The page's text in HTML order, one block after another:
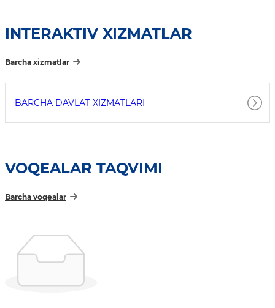
INTERAKTIV XIZMATLAR
Barcha xizmatlar
BARCHA DAVLAT XIZMATLARI
VOQEALAR TAQVIMI
Barcha voqealar